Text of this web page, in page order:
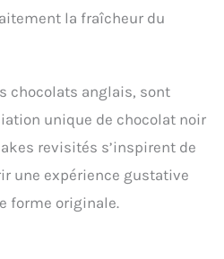
la fraîcheur du
chocolats anglais, sont
unique de chocolat noir
revisités s’inspirent de
une expérience gustative
forme originale.